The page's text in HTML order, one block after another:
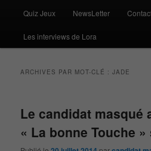
Quiz Jeux NewsLetter
Les interviews de Lora
ARCHIVES PAR MOT-CLÉ :JADE
Le candidat masqué
« La bonne Touche »